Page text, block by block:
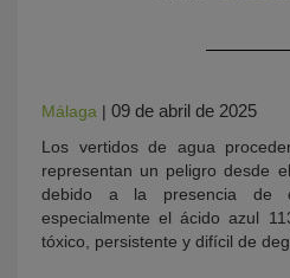
Málaga | 09 de abril de 2025
Los vertidos de agua
representan un peligro desde
debido a la presencia de
especialmente el ácido azul
tóxico, persistente y difícil de